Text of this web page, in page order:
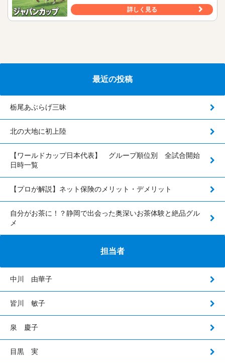
詳しく見る
最近の投稿
栃尾あぶらげ三昧
北の大地に初上陸
【ワールドカップ日本代表】 グループ順位別 全試合開始
日時一覧
【プロが解説】ネット保険のメリット・デメリット
自分がお茶に！？静岡で出会った奥深いお茶体験と絶品グル
メ
担当者
中川 由華子
皆川 敏子
泉 慶子
目黒 実